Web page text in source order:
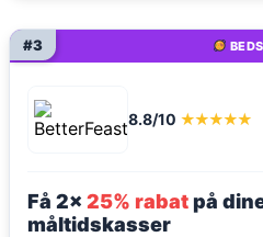
#3
8.8/10 ★★★★★
Få 2x 25% rabatpå
måltidskasser